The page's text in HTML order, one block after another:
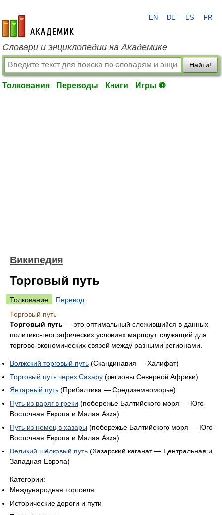
academic.ru
EN DE ES FR
Словари и энциклопедии на Академике
Найти!
Толкования Переводы Книги Игры ⚽
Википедия
Торговый путь
Толкование
Перевод
Торговый путь
Торговый путь — это оптимальный сложившийся в данных
политико-географических условиях маршрут, служащий для
торгово-экономических связей между разными регионами.
Волжский торговый путь (Скандинавия — Халифат)
Торговый путь через Сахару (регионы Северной Африки)
Янтарный путь (Прибалтика — Средиземноморье)
Путь из варяг в греки (побережье Балтийского моря — Юго-
Восточная Европа и Малая Азия)
Путь из немец в хазары (побережье Балтийского моря — Юго-
Восточная Европа и Малая Азия)
Великий шёлковый путь (Хазарский каганат — Центральная и
Западная Европа)
Категории:
Международная торговля
Исторические дороги и пути